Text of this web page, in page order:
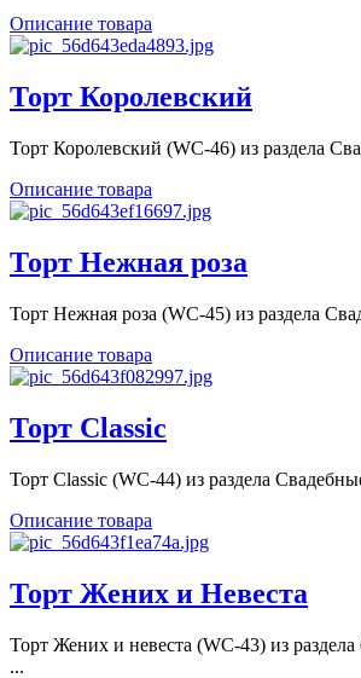
Описание товара
Торт Королевский
Торт Королевский (WC-46) из раздела
Описание товара
Торт Нежная роза
Торт Нежная роза (WC-45) из раздела
Описание товара
Торт Classic
Торт Classic (WC-44) из раздела
Описание товара
Торт Жених и Невеста
Торт Жених и невеста (WC-43) из
...